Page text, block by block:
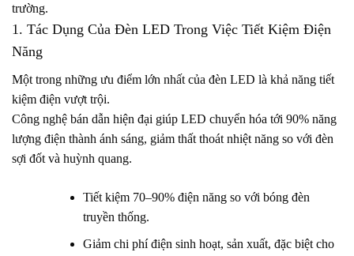
trường.
1. Tác Dụng Của Đèn LED Trong Việc Tiết Kiệm Điện
Năng
Một trong những ưu điểm lớn nhất của đèn LED là khả năng tiết
kiệm điện vượt trội.
Công nghệ bán dẫn hiện đại giúp LED chuyển hóa tới 90% năng
lượng điện thành ánh sáng, giảm thất thoát nhiệt năng so với đèn
sợi đốt và huỳnh quang.
Tiết kiệm 70–90% điện năng so với bóng đèn
truyền thống.
Giảm chi phí điện sinh hoạt, sản xuất, đặc biệt cho